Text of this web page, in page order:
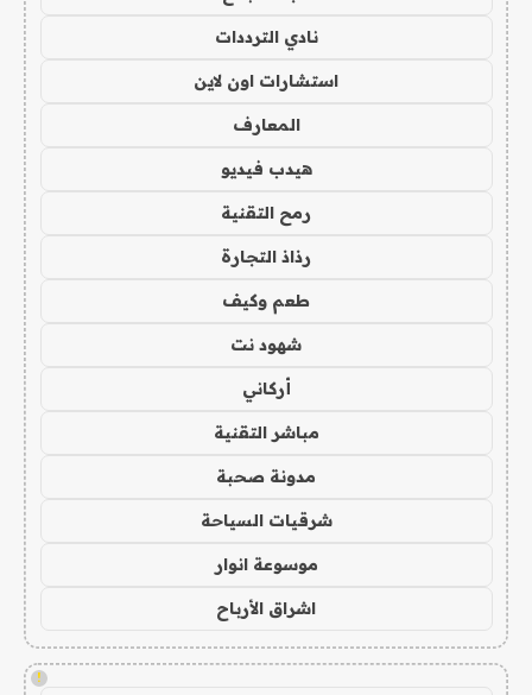
نادي الترددات
استشارات اون لاين
المعارف
هيدب فيديو
رمح التقنية
رذاذ التجارة
طعم وكيف
شهود نت
أركاني
مباشر التقنية
مدونة صحبة
شرقيات السياحة
موسوعة انوار
اشراق الأرباح
!